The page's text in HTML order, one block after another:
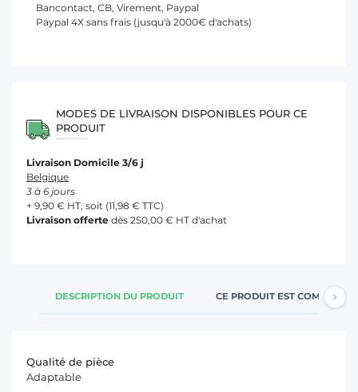
Bancontact, CB, Virement, Paypal
Paypal 4X sans frais (jusqu'à 2000€ d'achats)
MODES DE LIVRAISON DISPONIBLES POUR CE
PRODUIT
Livraison Domicile 3/6 j
Belgique
3 à 6 jours
+ 9,90 € HT, soit (11,98 € TTC)
Livraison offerte dès 250,00 € HT d'achat
DESCRIPTION DU PRODUIT CE PRODUIT EST
Qualité de pièce
Adaptable